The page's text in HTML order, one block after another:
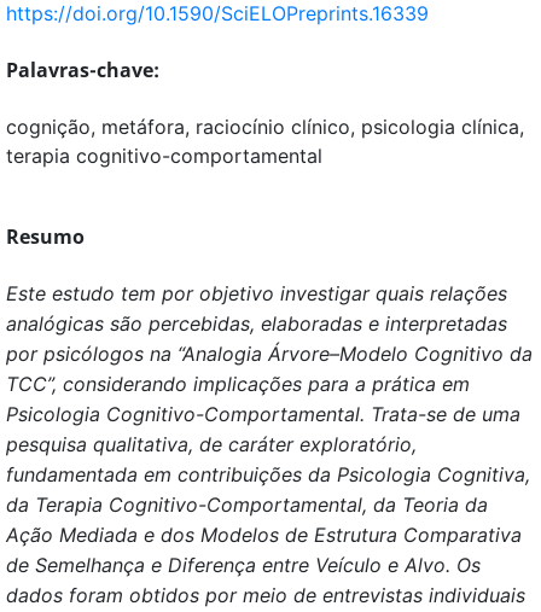
https://doi.org/10.1590/SciELOPreprints.16339
Palavras-chave:
cognição, metáfora, raciocínio clínico, psicologia clínica,
terapia cognitivo-comportamental
Resumo
Este estudo tem por objetivo investigar quais relações
analógicas são percebidas, elaboradas e interpretadas
por psicólogos na “Analogia Árvore–Modelo Cognitivo da
TCC”, considerando implicações para a prática em
Psicologia Cognitivo-Comportamental. Trata-se de uma
pesquisa qualitativa, de caráter exploratório,
fundamentada em contribuições da Psicologia Cognitiva,
da Terapia Cognitivo-Comportamental, da Teoria da
Ação Mediada e dos Modelos de Estrutura Comparativa
de Semelhança e Diferença entre Veículo e Alvo. Os
dados foram obtidos por meio de entrevistas individuais